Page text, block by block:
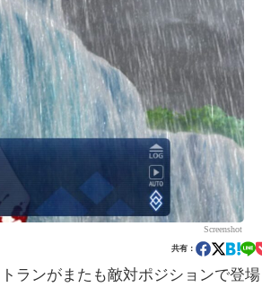
Screenshot
共有：
ランがまたも敵対ポジションで登場